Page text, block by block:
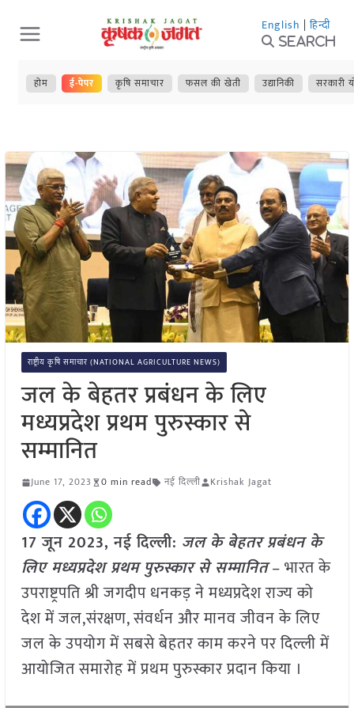
Skip
to
content
English | हिन्दी
Search
होम ई-पेपर कृषि समाचार फसल की खेती उद्यानिकी सरकारी
राष्ट्रीय कृषि समाचार (NATIONAL AGRICULTURE NEWS)
जल के बेहतर प्रबंधन के लिए
मध्यप्रदेश प्रथम पुरुस्कार से
सम्मानित
June 17, 2023 0 min read नई दिल्ली Krishak Jagat
17 जून 2023, नई दिल्ली: जल के बेहतर प्रबंधन के
लिए मध्यप्रदेश प्रथम पुरुस्कार से सम्मानित– भारत के
उपराष्ट्रपति श्री जगदीप धनकड़ ने मध्यप्रदेश राज्य को
देश में जल,संरक्षण, संवर्धन और मानव जीवन के लिए
जल के उपयोग में सबसे बेहतर काम करने पर दिल्ली में
आयोजित समारोह में प्रथम पुरुस्कार प्रदान किया ।